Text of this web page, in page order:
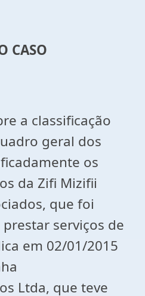
CASO
a classificação
geral dos
os
da Zifi Mizifii
que foi
serviços de
em 02/01/2015
Ltda, que teve